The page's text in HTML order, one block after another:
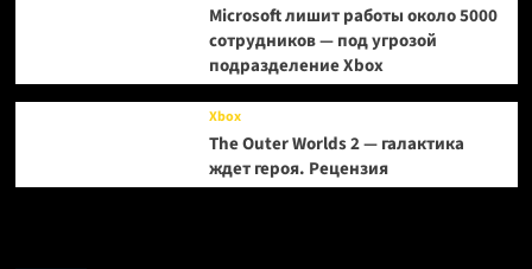
Microsoft лишит работы около 5000
сотрудников — под угрозой
подразделение Xbox
Xbox
The Outer Worlds 2 — галактика
ждет героя. Рецензия